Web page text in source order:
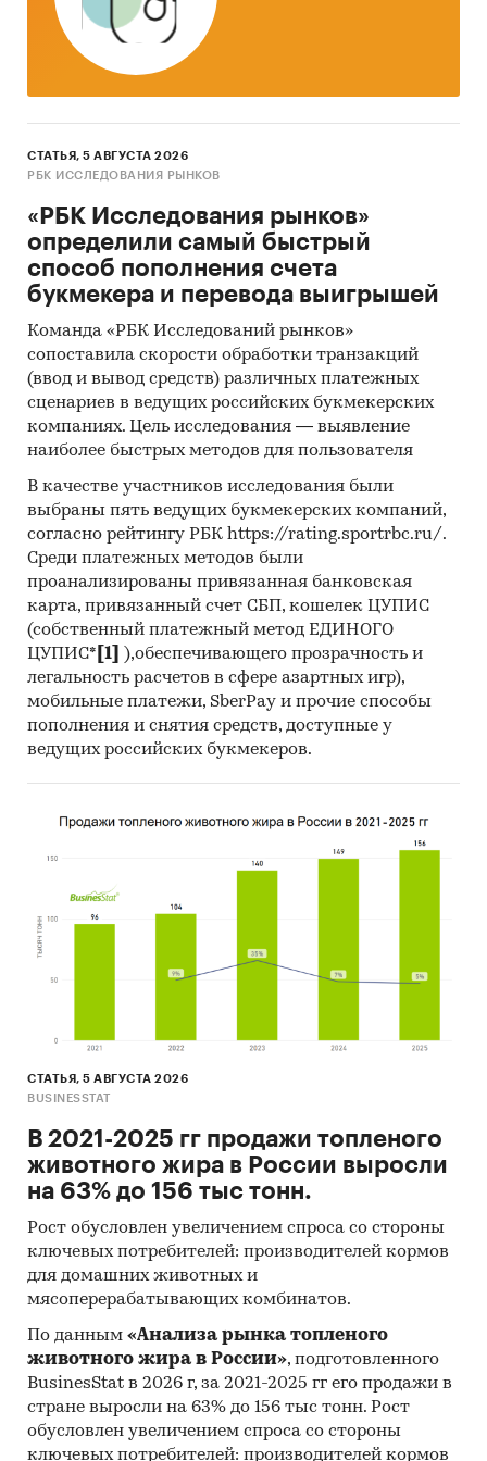
Указаны регионы с максимальным и
минимальным приростом за аналогичный
период предыдущего года
2. Данные по потребительским ценам на
пшено в разрезе федеральных округов
Динамика цены в актуальном месяце по
Темпы прироста цены в актуальном месяце
аналогичному периоду предыдущего года
по федеральным округам, 2017-2025
Динамика средней цены по кварталам 2024-
2025 в разрезе федеральных округов
Динамика цены по месяцам 2025 года в
разрезе федеральных округов
Темпы прироста за месяц в 2025 году в
3. Данные по регионам
каждого федерального округа
Розничная цена за последний доступный
месяц в динамике за 2003-2025, прирост за
последний месяц, темпы прироста к
аналогичному периоду предыдущего года
2004-2025
Потребительские цены по месяцам, 2021-
2025
Темпы прироста цены к предыдущему
Максимальные, минимальные, средние
значения цены по месяцам в 2024, 2025
годах (max, min цена - среди цен по
регионам федерального округа)
Динамика средней цены по кварталам 2017-
2025 в федеральном округе
декабрю предыдущего года в сравнении с
общей инфляцией, 2002-2025
общей инфляцией за месяц. Данные за
актуальный месяц к предыдущему месяцу,
2002-2025
Инфляция на товар в ФО в сравнении с
общей инфляцией за год. Данные за
актуальный месяц к предыдущему году,
2002-2025
Цены на товар в регионах ФО. Указаны
регионы с максимальной и минимальной
ценой в актуальный период, а также
средняя цена, медианная цена.
СТАТЬЯ, 5 АВГУСТА 2026
РБК ИССЛЕДОВАНИЯ РЫНКОВ
«РБК Исследования рынков»
определили самый быстрый
способ пополнения счета
букмекера и перевода выигрышей
Команда «РБК Исследований рынков»
сопоставила скорости обработки транзакций
(ввод и вывод средств) различных платежных
сценариев в ведущих российских букмекерских
компаниях. Цель исследования — выявление
наиболее быстрых методов для пользователя
В качестве участников исследования были
выбраны пять ведущих букмекерских компаний,
согласно рейтингу РБК https://rating.sportrbc.ru/.
Среди платежных методов были
проанализированы привязанная банковская
карта, привязанный счет СБП, кошелек ЦУПИС
(собственный платежный метод ЕДИНОГО
ЦУПИС* [1]
),обеспечивающего прозрачность и
легальность расчетов в сфере азартных игр),
мобильные платежи, SberPay и прочие способы
пополнения и снятия средств, доступные у
ведущих российских букмекеров.
СТАТЬЯ, 5 АВГУСТА 2026
BUSINESSTAT
В 2021-2025 гг продажи топленого
животного жира в России выросли
на 63% до 156 тыс тонн.
Рост обусловлен увеличением спроса со стороны
ключевых потребителей: производителей кормов
для домашних животных и
мясоперерабатывающих комбинатов.
По данным «Анализа рынка топленого
животного жира в России», подготовленного
BusinesStat в 2026 г, за 2021-2025 гг его продажи в
стране выросли на 63% до 156 тыс тонн. Рост
обусловлен увеличением спроса со стороны
ключевых потребителей: производителей кормов